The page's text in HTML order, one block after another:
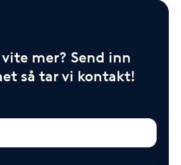
mer? Send inn
så tar vi kontakt!